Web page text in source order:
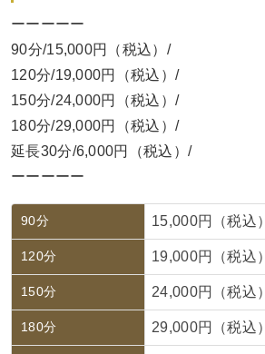
ーーーーー
90分/15,000円（税込）/
120分/19,000円（税込）/
150分/24,000円（税込）/
180分/29,000円（税込）/
延長30分/6,000円（税込）/
ーーーーー
90分 15,000円（税込）
120分 19,000円（税込）
150分 24,000円（税込）
180分 29,000円（税込）